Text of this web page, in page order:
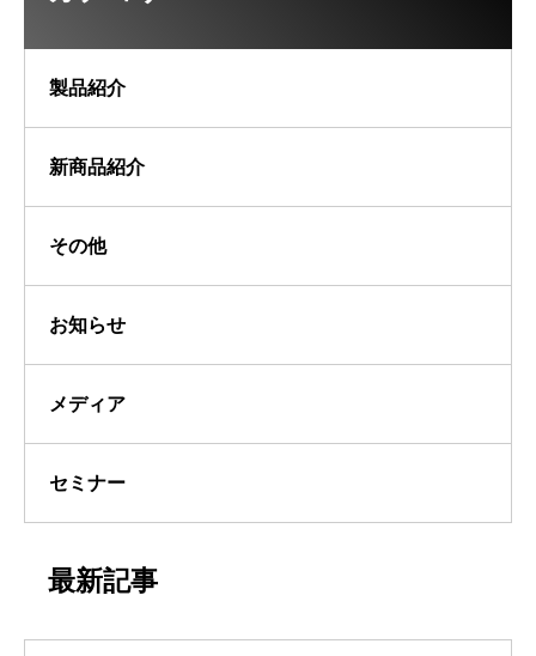
製品紹介
新商品紹介
その他
お知らせ
メディア
セミナー
最新記事